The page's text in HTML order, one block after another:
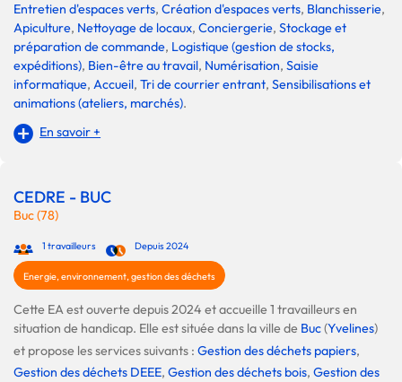
Entretien d'espaces verts, Création d'espaces verts, Blanchisserie,
Apiculture, Nettoyage de locaux, Conciergerie, Stockage et
préparation de commande, Logistique (gestion de stocks,
expéditions), Bien-être au travail, Numérisation, Saisie
informatique, Accueil, Tri de courrier entrant, Sensibilisations et
animations (ateliers, marchés).
En savoir +
CEDRE - BUC
Buc (78)
1 travailleurs Depuis 2024
Energie, environnement, gestion des déchets
Cette EA est ouverte depuis 2024 et accueille 1 travailleurs en
situation de handicap. Elle est située dans la ville de Buc(Yvelines)
et propose les services suivants : Gestion des déchets papiers,
Gestion des déchets DEEE, Gestion des déchets bois, Gestion des